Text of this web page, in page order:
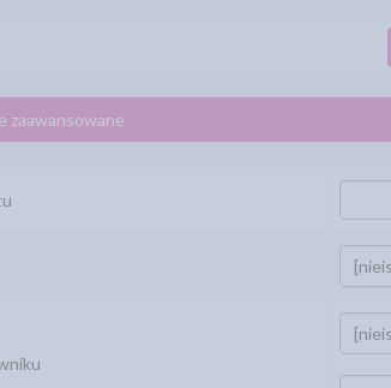
zaawansowane